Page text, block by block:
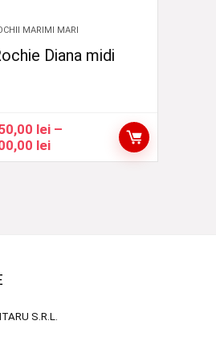
MARIMI MARI
Diana midi
lei –
leiInterval
de
S.R.L.